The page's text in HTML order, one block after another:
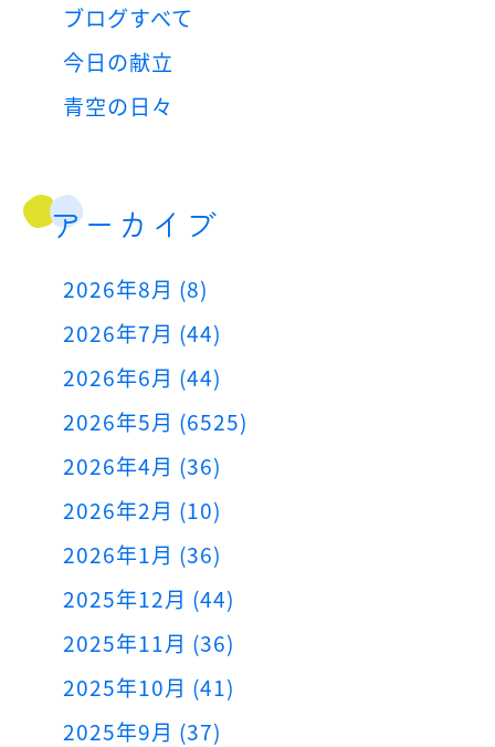
ブログすべて
今日の献立
青空の日々
アーカイブ
2026年8月 (8)
2026年7月 (44)
2026年6月 (44)
2026年5月 (6525)
2026年4月 (36)
2026年2月 (10)
2026年1月 (36)
2025年12月 (44)
2025年11月 (36)
2025年10月 (41)
2025年9月 (37)